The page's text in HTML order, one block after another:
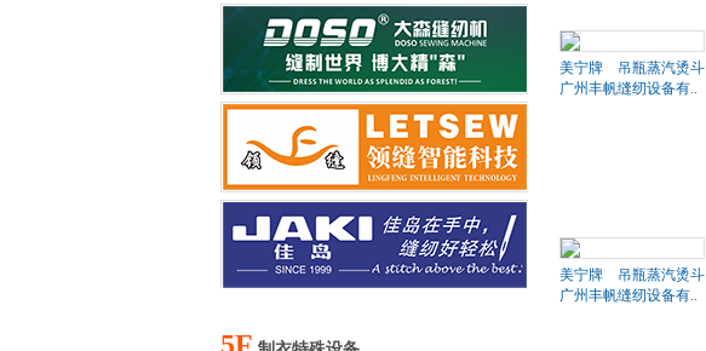
美宁牌 吊瓶蒸汽烫斗
广州丰帆缝纫设备有..
美宁牌 吊瓶蒸汽烫斗
广州丰帆缝纫设备有..